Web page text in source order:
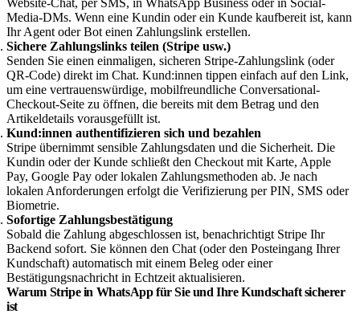
Media-DMs. Wenn eine Kundin oder ein Kunde kaufbereit ist, kann
Ihr Agent oder Bot einen Zahlungslink erstellen.
Sichere Zahlungslinks teilen (Stripe usw.)
Senden Sie einen einmaligen, sicheren Stripe-Zahlungslink (oder
QR-Code) direkt im Chat. Kund:innen tippen einfach auf den Link,
um eine vertrauenswürdige, mobilfreundliche Conversational-
Checkout-Seite zu öffnen, die bereits mit dem Betrag und den
Artikeldetails vorausgefüllt ist.
Kund:innen authentifizieren sich und bezahlen
Stripe übernimmt sensible Zahlungsdaten und die Sicherheit. Die
Kundin oder der Kunde schließt den Checkout mit Karte, Apple
Pay, Google Pay oder lokalen Zahlungsmethoden ab. Je nach
lokalen Anforderungen erfolgt die Verifizierung per PIN, SMS oder
Biometrie.
Sofortige Zahlungsbestätigung
Sobald die Zahlung abgeschlossen ist, benachrichtigt Stripe Ihr
Backend sofort. Sie können den Chat (oder den Posteingang Ihrer
Kundschaft) automatisch mit einem Beleg oder einer
Bestätigungsnachricht in Echtzeit aktualisieren.
Warum Stripe in WhatsApp für Sie und Ihre Kundschaft sicherer
ist